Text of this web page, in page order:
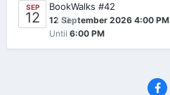
SEP
12 0
BookWalks #42
12 September 2026 4:00 PM
Until 6:00 PM